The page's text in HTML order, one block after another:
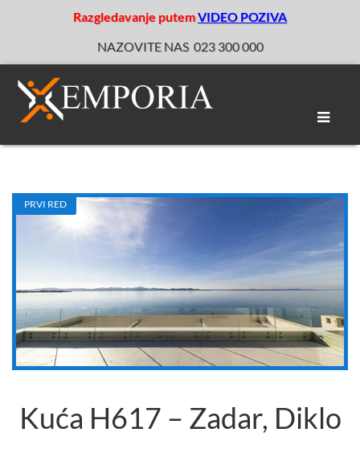
Razgledavanje putemVIDEO POZIVA
NAZOVITE NAS 023 300 000
Toggle
PRVI RED
Kuća H617 – Zadar, Diklo